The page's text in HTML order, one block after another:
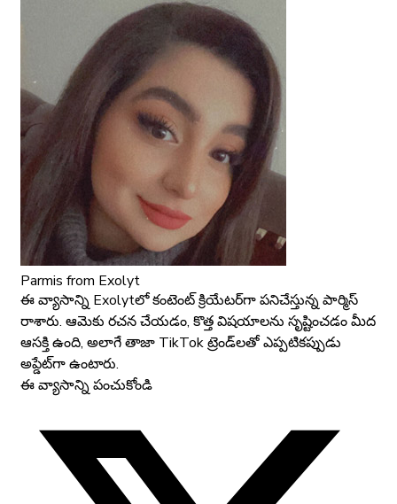
Parmis from Exolyt
ఈ వ్యాసాన్ని Exolyt‌లో కంటెంట్ క్రియేటర్‌గా పనిచేస్తున్న పార్మిస్
రాశారు. ఆమెకు రచన చేయడం, కొత్త విషయాలను సృష్టించడం మీద
ఆసక్తి ఉంది, అలాగే తాజా TikTok ట్రెండ్‌లతో ఎప్పటికప్పుడు
అప్డేట్‌గా ఉంటారు.
ఈ వ్యాసాన్ని పంచుకోండి